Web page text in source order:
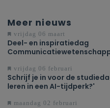
Meer nieuws
vrijdag 06 maart
Deel- en inspiratiedag
vrijdag 06 februari
Schrijf je in voor de
leren in een AI-tijdperk?'
maandag 02 februari